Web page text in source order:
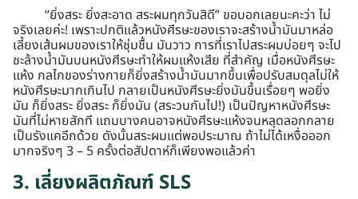
“ยิ่งสระ ยิ่งสะอาด สระผมทุกวันสิดี” ขอบอกเลยนะคะว่า ไม่
จริงเลยค่ะ! เพราะปกติแล้วหนังศีรษะของเราจะสร้างน้ำมันมาหล่อ
เลี้ยงเส้นผมของเราให้ชุ่มชื้น มันวาว การที่เราไปสระผมบ่อยๆ จะไป
ชะล้างน้ำมันบนหนังศีรษะทำให้ผมแห้งเสีย ที่สำคัญ เมื่อหนังศีรษะ
แห้ง กลไกของร่างกายก็ยิ่งสร้างน้ำมันมากขึ้นเพื่อปรับสมดุลไม่ให้
หนังศีรษะมากเกินไป กลายเป็นหนังศีรษะยิ่งมันขึ้นเรื่อยๆ พอยิ่ง
มัน ก็ยิ่งสระ ยิ่งสระ ก็ยิ่งมัน (สระวนกันไป!) เป็นปัญหาหนังศีรษะ
มันที่ไม่หายสักที แถมบางคนอาจหนังศีรษะแห้งจนหลุดลอกกลาย
เป็นรังแคอีกด้วย ดังนั้นสระผมแต่พอประมาณ ถ้าไม่ได้เหงื่อออก
มากจริงๆ 3 – 5 ครั้งต่อสัปดาห์ก็เพียงพอแล้วค่า
3. เลี่ยงผลิตภัณฑ์ SLS